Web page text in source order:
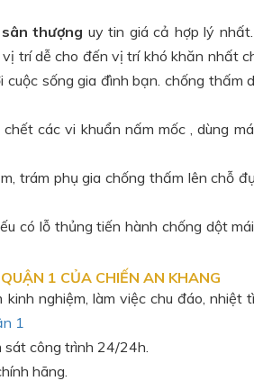
thượng uy tin giá cả hợp lý nhất.
trí dễ cho đến vị trí khó khăn nhất
sống gia đình bạn. chống thấm
các vi khuẩn nấm mốc , dùng
trám phụ gia chống thấm lên chỗ
có lỗ thủng tiến hành chống dột
1 CỦA CHIẾN AN KHANG
nghiệm, làm việc chu đáo, nhiệt
1
sát công trình 24/24h.
hãng.